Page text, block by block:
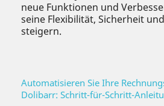
neue Funktionen und
seine Flexibilität, Sicherheit
steigern.
Automatisieren Sie Ihre
Dolibarr: Schritt-für-Schritt-